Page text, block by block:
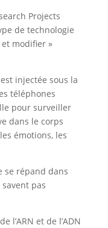
Projects
de technologie
modifier »
injectée sous la
téléphones
pour surveiller
dans le corps
émotions, les
se répand dans
pas
l’ARN et de l’ADN